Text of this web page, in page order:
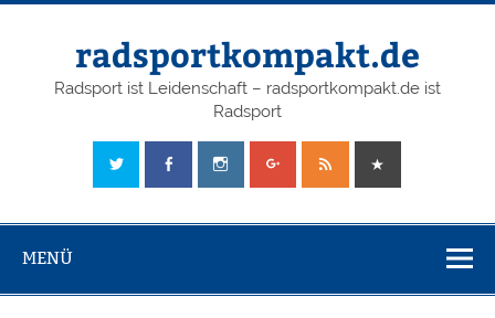
radsportkompakt.de
Radsport ist Leidenschaft – radsportkompakt.de ist
Radsport
MENÜ